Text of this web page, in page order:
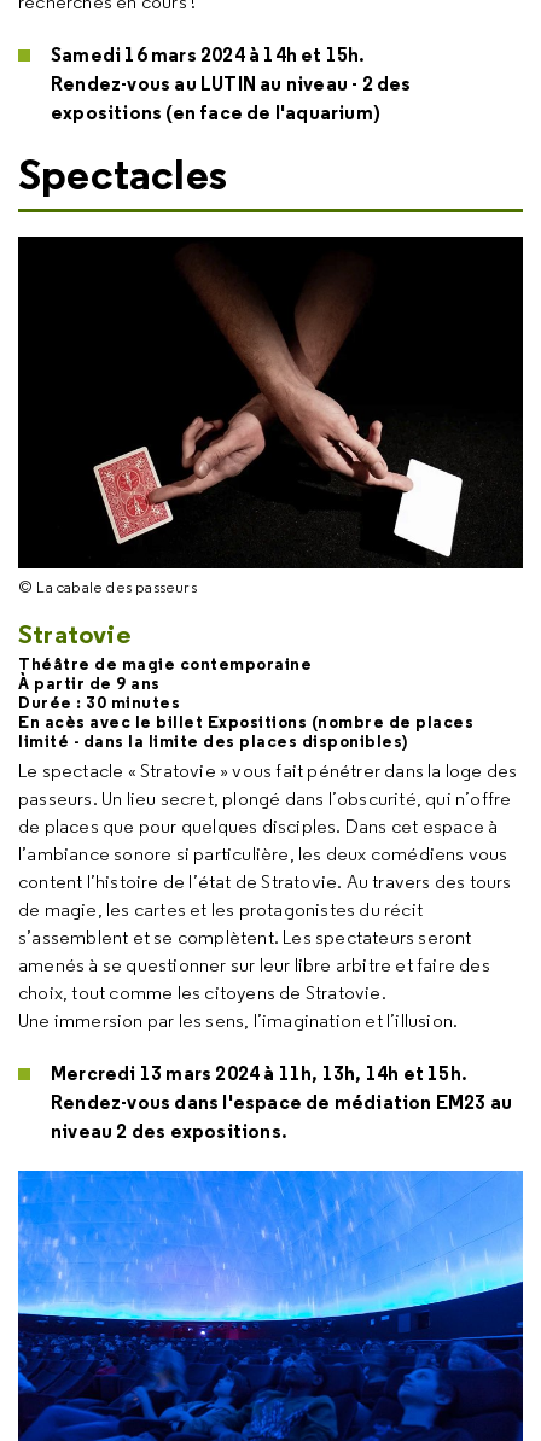
Samedi 16 mars 2024 à 14h et 15h.
Rendez-vous au LUTIN au niveau - 2 des
expositions (en face de l'aquarium)
Spectacles
© La cabale des passeurs
Stratovie
Théâtre de magie contemporaine
À partir de 9 ans
Durée : 30 minutes
En acès avec le billet Expositions (nombre de places
limité - dans la limite des places disponibles)
Le spectacle « Stratovie » vous fait pénétrer dans la loge des
passeurs. Un lieu secret, plongé dans l’obscurité, qui n’offre
de places que pour quelques disciples. Dans cet espace à
l’ambiance sonore si particulière, les deux comédiens vous
content l’histoire de l’état de Stratovie. Au travers des tours
de magie, les cartes et les protagonistes du récit
s’assemblent et se complètent. Les spectateurs seront
amenés à se questionner sur leur libre arbitre et faire des
choix, tout comme les citoyens de Stratovie.
Une immersion par les sens, l’imagination et l’illusion.
Mercredi 13 mars 2024 à 11h, 13h, 14h et 15h.
Rendez-vous dans l'espace de médiation EM23 au
niveau 2 des expositions.